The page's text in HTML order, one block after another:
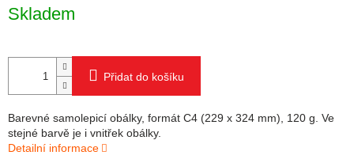
Skladem
Přidat do košíku
Barevné samolepicí obálky, formát C4 (229 x 324 mm), 120 g. Ve
stejné barvě je i vnitřek obálky.
Detailní informace